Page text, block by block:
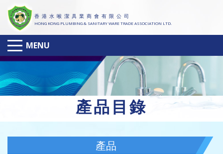
香 港 水 喉 潔 具 業 商 會 有 限 公 司
HONG KONG PLUMBING & SANITARY WARE TRADE ASSOCIATION LTD.
MENU
產品目錄
產品